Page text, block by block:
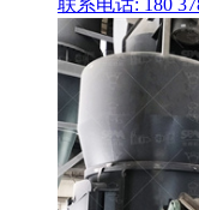
联系电话: 180